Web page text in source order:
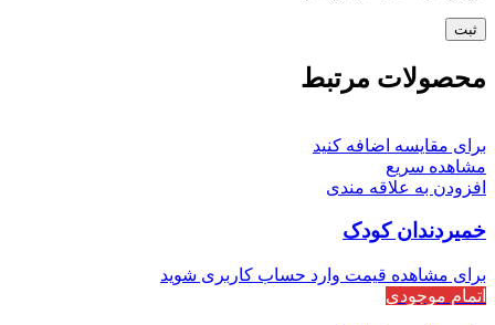
محصولات مرتبط
برای مقایسه اضافه کنید
مشاهده سریع
افزودن به علاقه مندی
خمیردندان كودک
برای مشاهده قیمت وارد حساب کاربری شوید
اتمام موجودی